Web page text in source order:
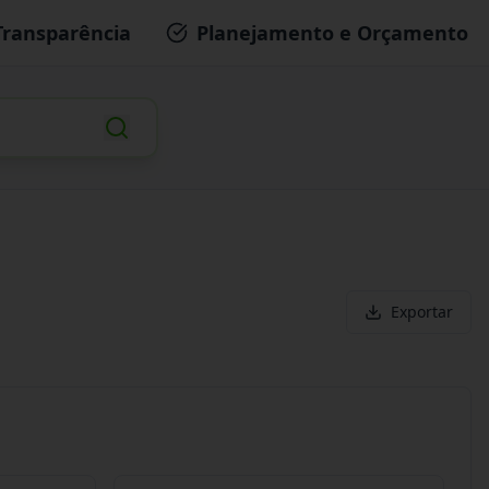
Planejamento e Orçamento
Exportar